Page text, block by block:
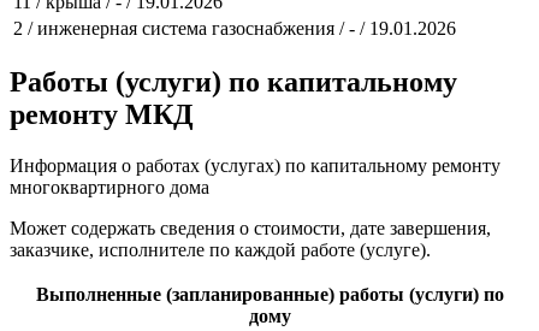
2 / инженерная система газоснабжения / - / 19.01.2026
Работы (услуги) по капитальному
ремонту МКД
Информация о работах (услугах) по капитальному ремонту
многоквартирного дома
Может содержать сведения о стоимости, дате завершения,
заказчике, исполнителе по каждой работе (услуге).
Выполненные (запланированные) работы (услуги) по
дому